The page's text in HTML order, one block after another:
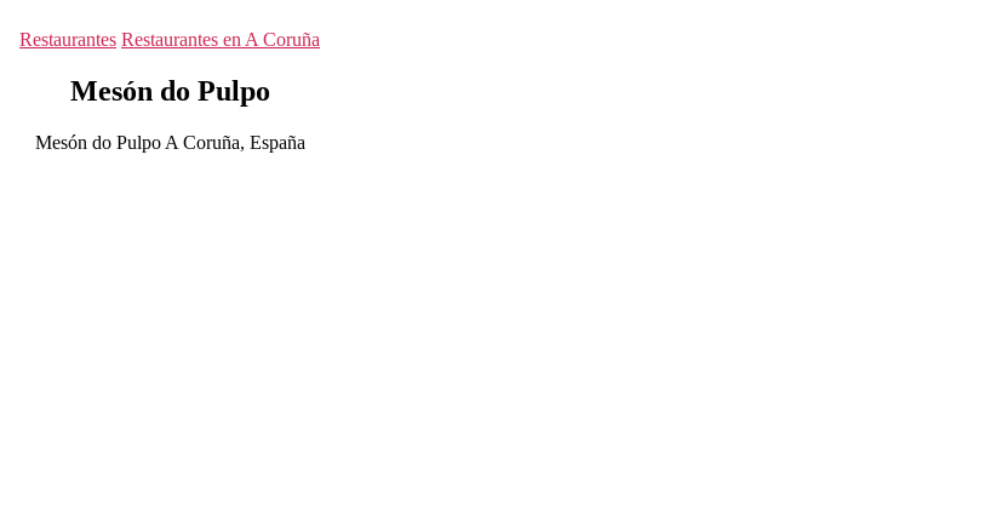
Categorías
Restaurantes Restaurantes en A Coruña
Mesón do Pulpo
Mesón do Pulpo A Coruña, España